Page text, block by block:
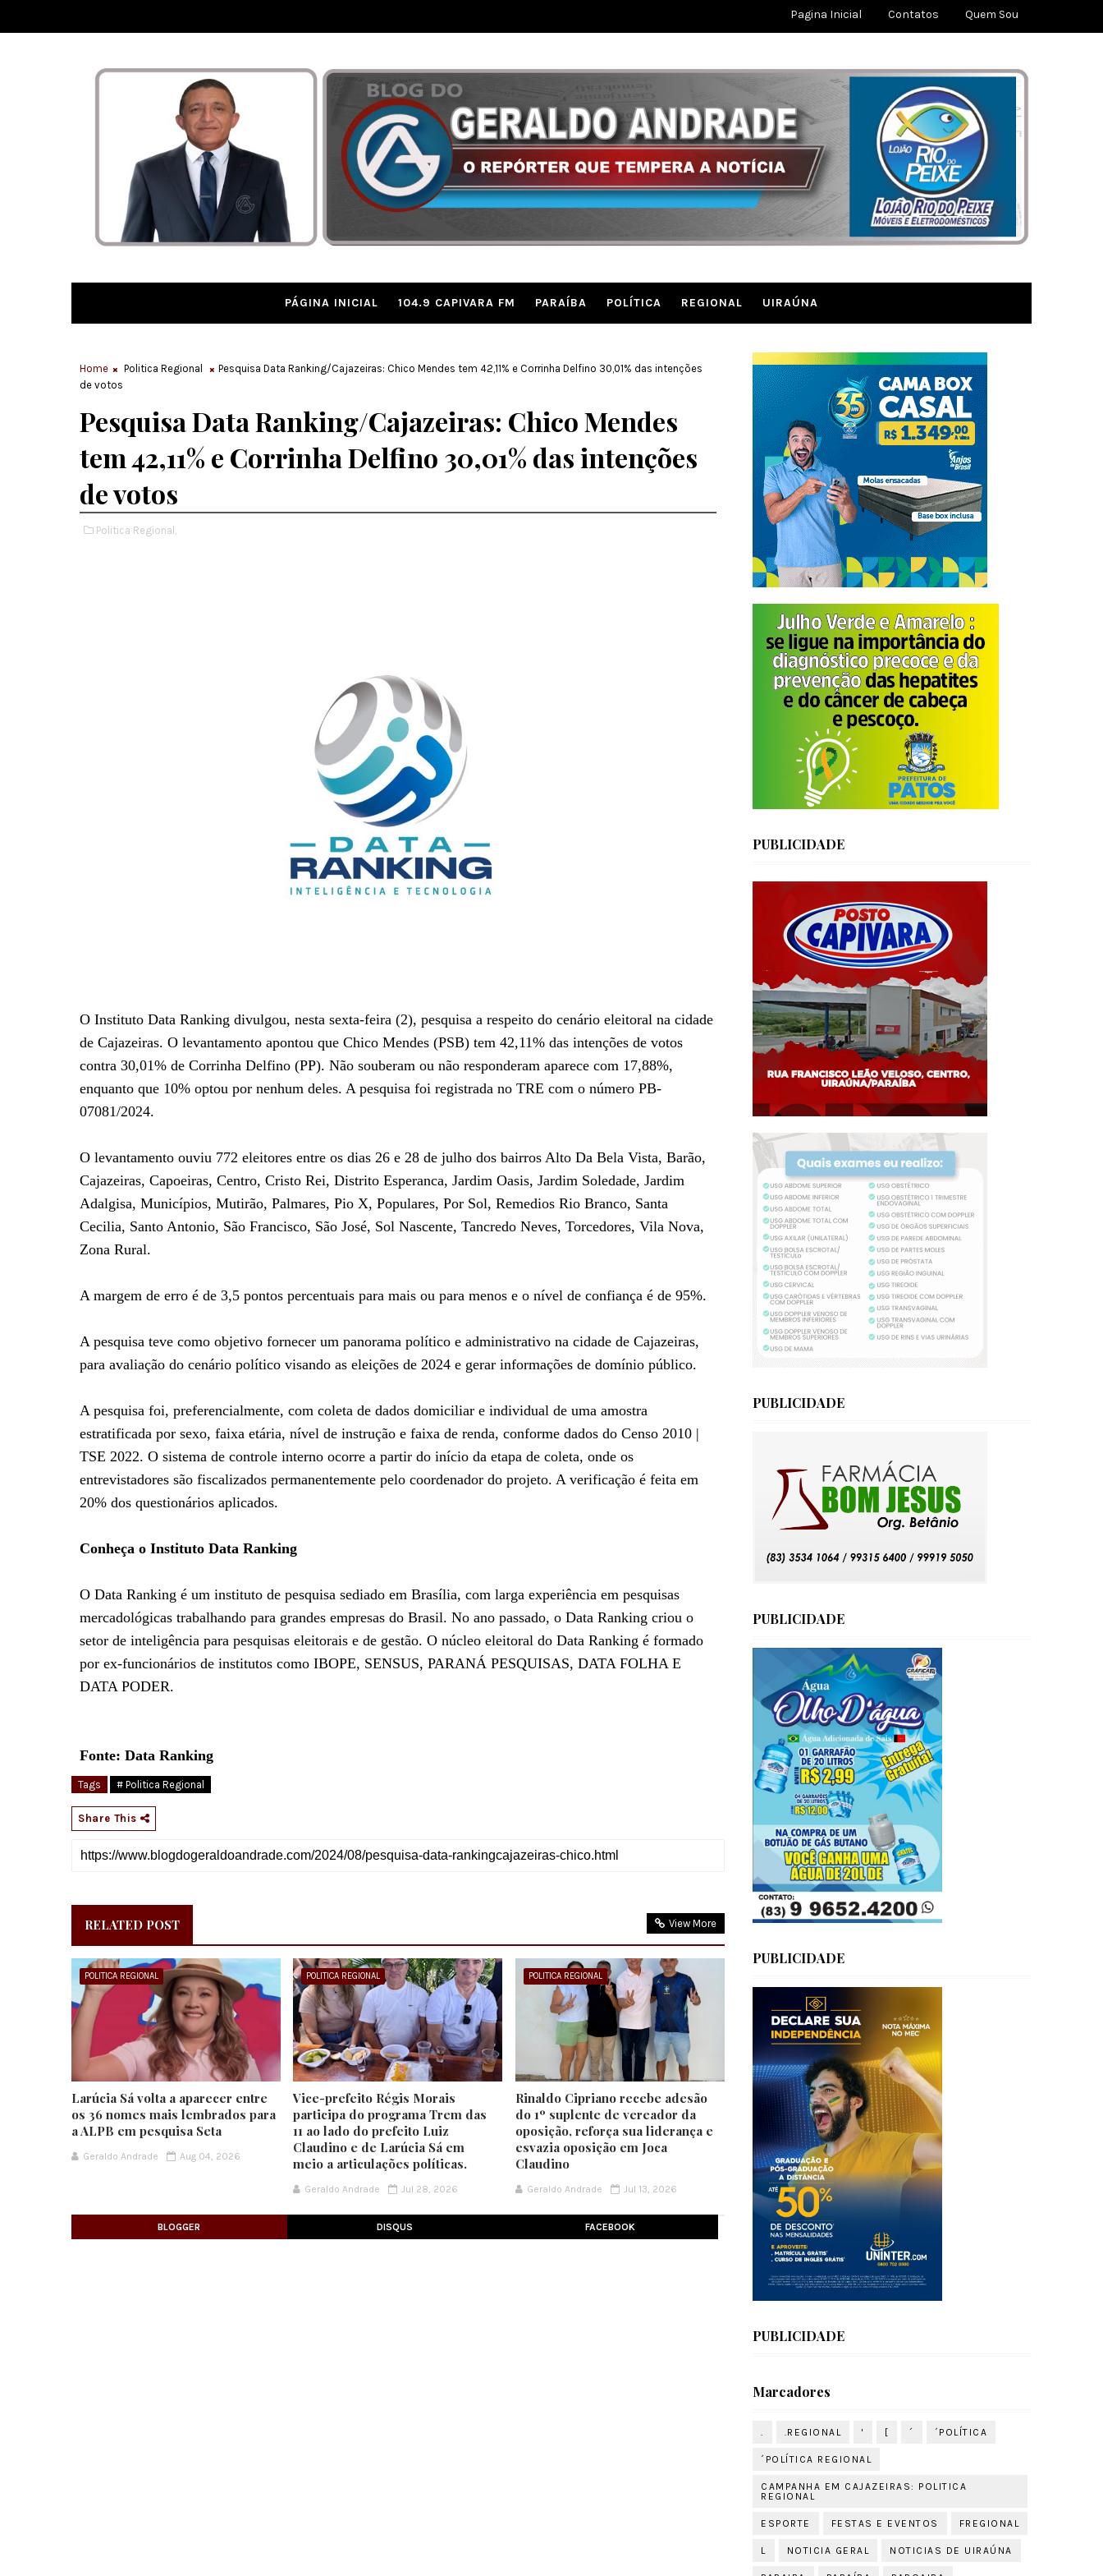
Pagina Inicial Contatos Quem Sou
PÁGINA INICIAL 104.9 CAPIVARA FM PARAÍBA POLÍTICA REGIONAL UIRAÚNA
Home Politica Regional
Pesquisa Data Ranking/Cajazeiras: Chico Mendes tem 42,11% e Corrinha Delfino 30,01% das intenções
de votos
Pesquisa Data Ranking/Cajazeiras: Chico Mendes
tem 42,11% e Corrinha Delfino 30,01% das intenções
de votos
Politica Regional,
O Instituto Data Ranking divulgou, nesta sexta-feira (2), pesquisa a respeito do cenário eleitoral na cidade
de Cajazeiras. O levantamento apontou que Chico Mendes (PSB) tem 42,11% das intenções de votos
contra 30,01% de Corrinha Delfino (PP). Não souberam ou não responderam aparece com 17,88%,
enquanto que 10% optou por nenhum deles. A pesquisa foi registrada no TRE com o número PB-
07081/2024.
O levantamento ouviu 772 eleitores entre os dias 26 e 28 de julho dos bairros Alto Da Bela Vista, Barão,
Cajazeiras, Capoeiras, Centro, Cristo Rei, Distrito Esperanca, Jardim Oasis, Jardim Soledade, Jardim
Adalgisa, Municípios, Mutirão, Palmares, Pio X, Populares, Por Sol, Remedios Rio Branco, Santa
Cecilia, Santo Antonio, São Francisco, São José, Sol Nascente, Tancredo Neves, Torcedores, Vila Nova,
Zona Rural.
A margem de erro é de 3,5 pontos percentuais para mais ou para menos e o nível de confiança é de 95%.
A pesquisa teve como objetivo fornecer um panorama político e administrativo na cidade de Cajazeiras,
para avaliação do cenário político visando as eleições de 2024 e gerar informações de domínio público.
A pesquisa foi, preferencialmente, com coleta de dados domiciliar e individual de uma amostra
estratificada por sexo, faixa etária, nível de instrução e faixa de renda, conforme dados do Censo 2010 |
TSE 2022. O sistema de controle interno ocorre a partir do início da etapa de coleta, onde os
entrevistadores são fiscalizados permanentemente pelo coordenador do projeto. A verificação é feita em
20% dos questionários aplicados.
Conheça o Instituto Data Ranking
O Data Ranking é um instituto de pesquisa sediado em Brasília, com larga experiência em pesquisas
mercadológicas trabalhando para grandes empresas do Brasil. No ano passado, o Data Ranking criou o
setor de inteligência para pesquisas eleitorais e de gestão. O núcleo eleitoral do Data Ranking é formado
por ex-funcionários de institutos como IBOPE, SENSUS, PARANÁ PESQUISAS, DATA FOLHA E
DATA PODER.
Fonte: Data Ranking
Tags # Politica Regional
Share This
RELATED POST View More
POLITICA REGIONAL
Larúcia Sá volta a aparecer entre
os 36 nomes mais lembrados para
a ALPB em pesquisa Seta
Geraldo Andrade Aug 04, 2026
POLITICA REGIONAL
Vice-prefeito Régis Morais
participa do programa Trem das
11 ao lado do prefeito Luiz
Claudino e de Larúcia Sá em
meio a articulações políticas.
Geraldo Andrade Jul 28, 2026
POLITICA REGIONAL
Rinaldo Cipriano recebe adesão
do 1º suplente de vereador da
oposição, reforça sua liderança e
esvazia oposição em Joca
Claudino
Geraldo Andrade Jul 13, 2026
BLOGGER DISQUS FACEBOOK
PUBLICIDADE
PUBLICIDADE
PUBLICIDADE
PUBLICIDADE
PUBLICIDADE
Marcadores
. .REGIONAL ' [ ´ ´POLÍTICA
´POLÍTICA REGIONAL
CAMPANHA EM CAJAZEIRAS: POLITICA
REGIONAL
ESPORTE FESTAS E EVENTOS FREGIONAL
L NOTICIA GERAL NOTICIAS DE UIRAÚNA